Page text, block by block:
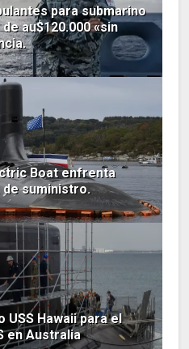
para submarino
au$120.000 «sin
Boat enfrenta
suministro.
USS Hawaii para el
en Australia